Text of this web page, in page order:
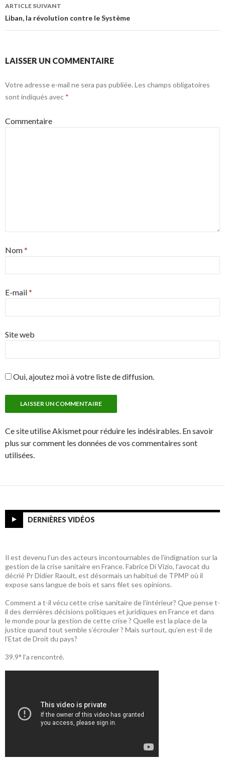
ARTICLE SUIVANT
Liban, la révolution contre le Système
LAISSER UN COMMENTAIRE
Votre adresse e-mail ne sera pas publiée. Les champs obligatoires
sont indiqués avec *
Commentaire
Nom*
E-mail*
Site web
Oui, ajoutez moi à votre liste de diffusion.
Ce site utilise Akismet pour réduire les indésirables. En savoir
plus sur comment les données de vos commentaires sont
utilisées.
DERNIÈRES VIDÉOS
Il est devenu l’un des acteurs incontournables de l’indignation sur la
gestion de la crise sanitaire en France. Fabrice Di Vizio, l’avocat du
décrié Pr Didier Raoult, est désormais un habitué de TPMP où il
expose sans langue de bois et sans filet ses opinions.
Comment a t-il vécu cette crise sanitaire de l’intérieur? Que pense t-
il des dernières décisions politiques et juridiques en France et dans
le monde pour la gestion de cette crise ? Quelle est la place de la
justice quand tout semble s’écrouler ? Mais surtout, qu’en est-il de
l’Etat de Droit du pays?
39.9° l’a rencontré.